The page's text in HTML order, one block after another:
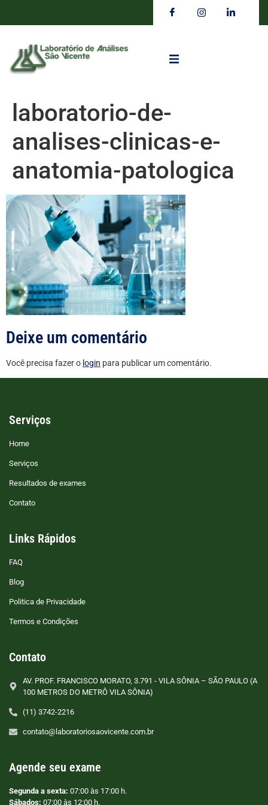
laboratorio-de-
analises-clinicas-e-
anatomia-patologica
Deixe um comentário
Você precisa fazer o login para publicar um comentário.
Serviços
Home
Serviços
Resultados de exames
Contato
Links Rápidos
FAQ
Blog
Politica de Privacidade
Termos e Condições
Contato
AV. PROF. FRANCISCO MORATO, 3.791 - VILA SÔNIA – SÃO PAULO (A
100 METROS DO METRÔ VILA SÔNIA)
(11) 3742-2216
contato@laboratoriosaovicente.com.br
Agende seu exame
Segunda a sexta: 07:00 às 17:00 h.
Sábados: 07:00 às 12:00 h.